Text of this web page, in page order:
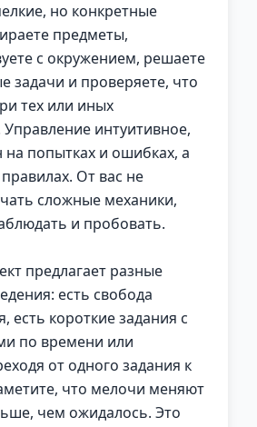
но конкретные
предметы,
с окружением, решаете
задачи и проверяете, что
тех или иных
интуитивное,
на попытках и ошибках, а
От вас не
сложные механики,
и пробовать.
предлагает разные
есть свобода
есть короткие задания с
по времени или
от одного задания к
что мелочи меняют
чем ожидалось. Это